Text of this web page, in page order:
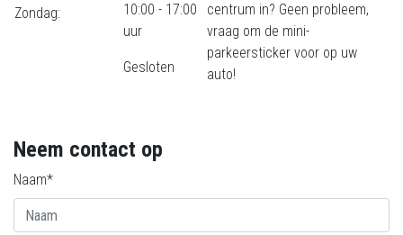
Zondag:
10:00 - 17:00
uur
Gesloten
centrum in? Geen probleem,
vraag om de mini-
parkeersticker voor op uw
auto!
Neem contact op
Naam*